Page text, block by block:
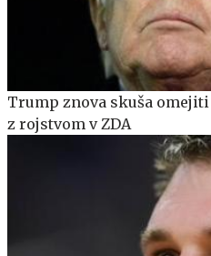
Trump znova skuša
z rojstvom v ZDA